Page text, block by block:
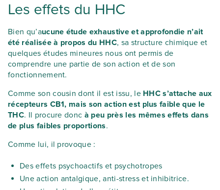
Les effets du HHC
Bien qu’aucune étude exhaustive et approfondie n’ait
été réalisée à propos du HHC, sa structure chimique et
quelques études mineures nous ont permis de
comprendre une partie de son action et de son
fonctionnement.
Comme son cousin dont il est issu, le HHC s’attache aux
récepteurs CB1, mais son action est plus faible que le
THC. Il procure donc à peu près les mêmes effets dans
de plus faibles proportions.
Comme lui, il provoque :
Des effets psychoactifs et psychotropes
Une action antalgique, anti-stress et inhibitrice.